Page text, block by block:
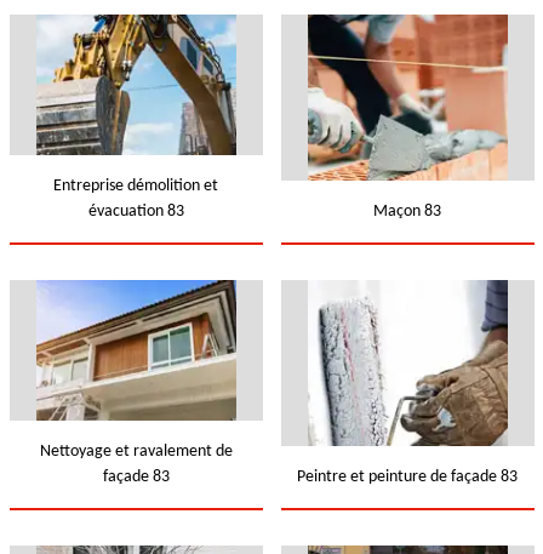
Entreprise démolition et
évacuation 83
Maçon 83
Nettoyage et ravalement de
façade 83
Peintre et peinture de façade 83